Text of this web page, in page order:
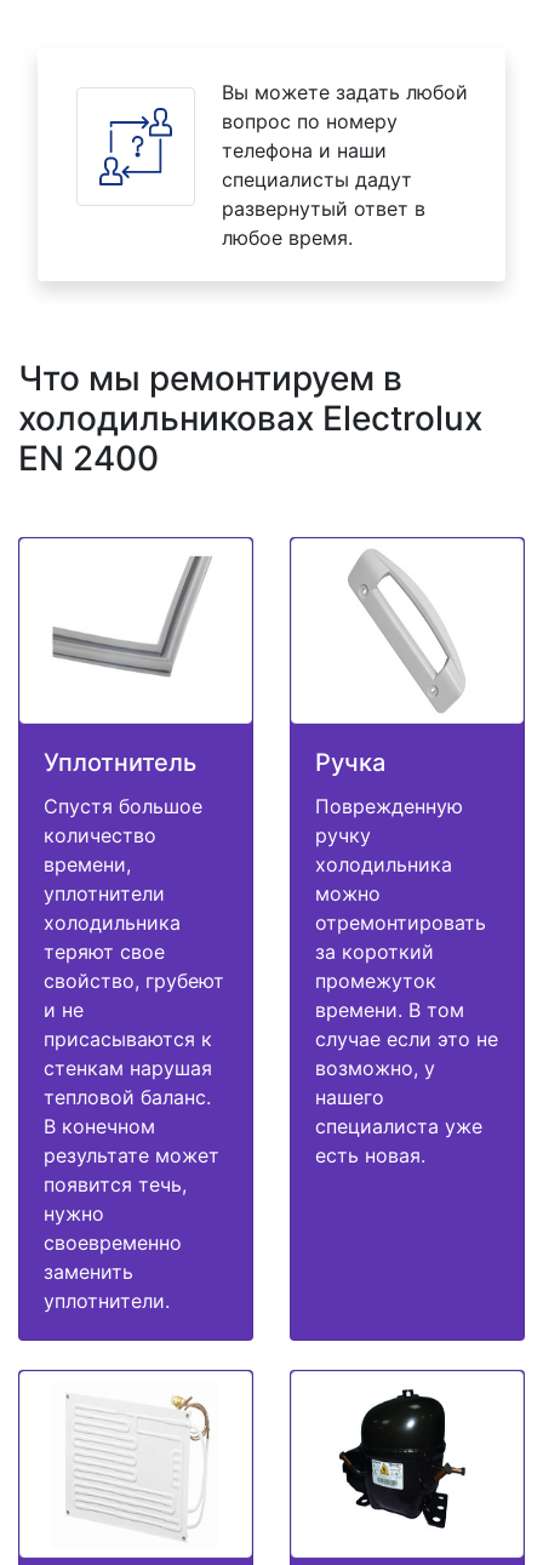
Вы можете задать любой
вопрос по номеру
телефона и наши
специалисты дадут
развернутый ответ в
любое время.
Что мы ремонтируем в
холодильниковах Electrolux
EN 2400
Уплотнитель
Спустя большое
количество
времени,
уплотнители
холодильника
теряют свое
свойство, грубеют
и не
присасываются к
стенкам нарушая
тепловой баланс.
В конечном
результате может
появится течь,
нужно
своевременно
заменить
уплотнители.
Ручка
Поврежденную
ручку
холодильника
можно
отремонтировать
за короткий
промежуток
времени. В том
случае если это не
возможно, у
нашего
специалиста уже
есть новая.